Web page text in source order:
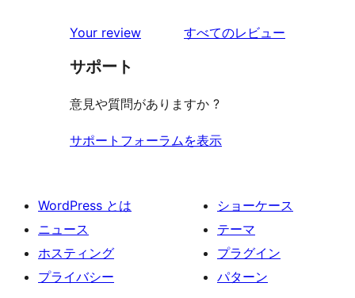
ー
ュ
ー
ビ
ュ
レ
ビ
ー
星
レ
ュ
ー
Your review すべてのレビュー
サポート
意見や質問がありますか ?
サポートフォーラムを表示
WordPress とは
ニュース
ホスティング
プライバシー
ショーケース
テーマ
プラグイン
パターン